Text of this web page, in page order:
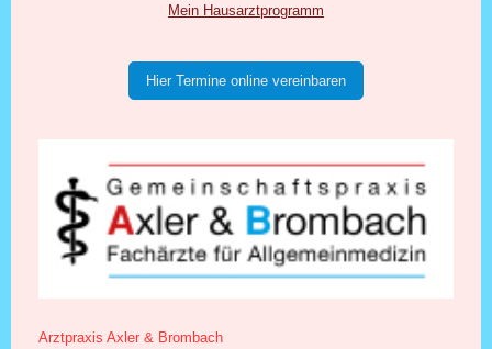
Mein Hausarztprogramm
Hier Termine online vereinbaren
Arztpraxis Axler & Brombach